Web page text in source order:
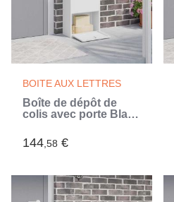
BOITE AUX LETTRES
Boîte de dépôt de
colis avec porte Blanc
(Blanc)
144,58 €